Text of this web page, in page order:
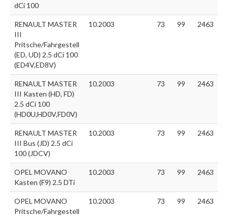
dCi 100
RENAULT MASTER
III
Pritsche/Fahrgestell
(ED, UD) 2.5 dCi 100
(ED4V,ED8V)
10.2003 73 99 2463
RENAULT MASTER
III Kasten (HD, FD)
2.5 dCi 100
(HD0U,HD0V,FD0V)
10.2003 73 99 2463
RENAULT MASTER
III Bus (JD) 2.5 dCi
100 (JDCV)
10.2003 73 99 2463
OPEL MOVANO
Kasten (F9) 2.5 DTi
10.2003 73 99 2463
OPEL MOVANO
Pritsche/Fahrgestell
10.2003 73 99 2463